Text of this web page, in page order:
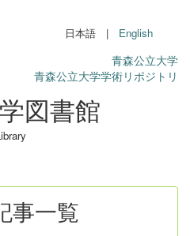
日本語 | English
青森公立大学
青森公立大学学術リポジトリ
図書館
事一覧